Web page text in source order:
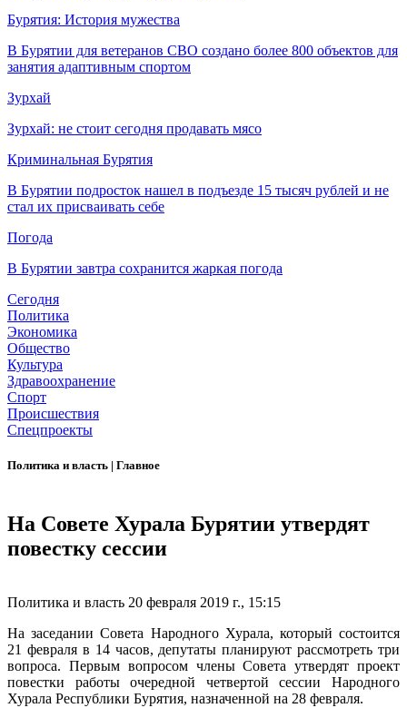
Бурятия: История мужества
В Бурятии для ветеранов СВО создано более 800 объектов для
занятия адаптивным спортом
Зурхай
Зурхай: не стоит сегодня продавать мясо
Криминальная Бурятия
В Бурятии подросток нашел в подъезде 15 тысяч рублей и не
стал их присваивать себе
Погода
В Бурятии завтра сохранится жаркая погода
Сегодня
Политика
Экономика
Общество
Культура
Здравоохранение
Спорт
Происшествия
Спецпроекты
Политика и власть | Главное
На Совете Хурала Бурятии утвердят
повестку сессии
Политика и власть 20 февраля 2019 г., 15:15
На заседании Совета Народного Хурала, который состоится
21 февраля в 14 часов, депутаты планируют рассмотреть три
вопроса. Первым вопросом члены Совета утвердят проект
повестки работы очередной четвертой сессии Народного
Хурала Республики Бурятия, назначенной на 28 февраля.